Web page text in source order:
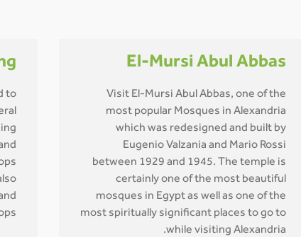
El-Mursi Abul Abbas
Visit El-Mursi Abul Abbas, one of the
most popular Mosques in Alexandria
which was redesigned and built by
Eugenio Valzania and Mario Rossi
between 1929 and 1945. The temple is
certainly one of the most beautiful
mosques in Egypt as well as one of the
most spiritually significant places to go to
while visiting Alexandria.
to